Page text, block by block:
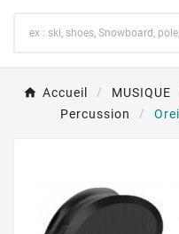
Accueil MUSIQUE
Percussion